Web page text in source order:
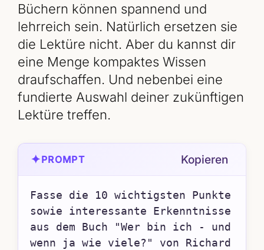
Büchern können spannend und
lehrreich sein. Natürlich ersetzen sie
die Lektüre nicht. Aber du kannst dir
eine Menge kompaktes Wissen
draufschaffen. Und nebenbei eine
fundierte Auswahl deiner zukünftigen
Lektüre treffen.
✦PROMPT Kopieren
Fasse die 10 wichtigsten Punkte
sowie interessante Erkenntnisse
aus dem Buch "Wer bin ich - und
wenn ja wie viele?" von Richard